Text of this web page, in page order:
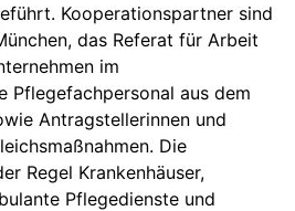
Kooperationspartner sind
das Referat für Arbeit
im
Pflegefachpersonal aus dem
Antragstellerinnen und
Die
Regel Krankenhäuser,
Pflegedienste und